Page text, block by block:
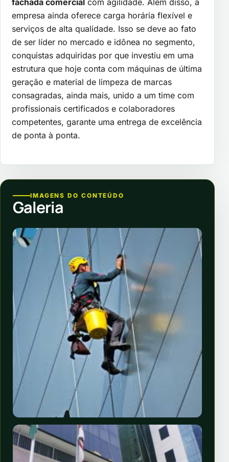
empresa ainda oferece carga horária flexível e
serviços de alta qualidade. Isso se deve ao fato
de ser líder no mercado e idônea no segmento,
conquistas adquiridas por que investiu em uma
estrutura que hoje conta com máquinas de última
geração e material de limpeza de marcas
consagradas, ainda mais, unido a um time com
profissionais certificados e colaboradores
competentes, garante uma entrega de excelência
de ponta à ponta.
IMAGENS DO CONTEÚDO
Galeria